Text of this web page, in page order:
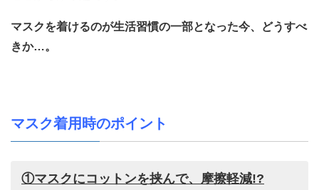
マスクを着けるのが生活習慣の一部となった今、どうすべ
きか…。
マスク着用時のポイント
①マスクにコットンを挟んで、摩擦軽減!?